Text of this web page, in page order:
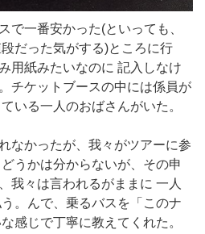
で一番安かった(といっても、
だった気がする)ところに行
用紙みたいなのに 記入しなけ
チケットブースの中には係員が
いる一人のおばさんがいた。
なかったが、我々がツアーに参
うかは分からないが、その申
我々は言われるがままに 一人
。んで、乗るバスを「このナ
感じで丁寧に教えてくれた。